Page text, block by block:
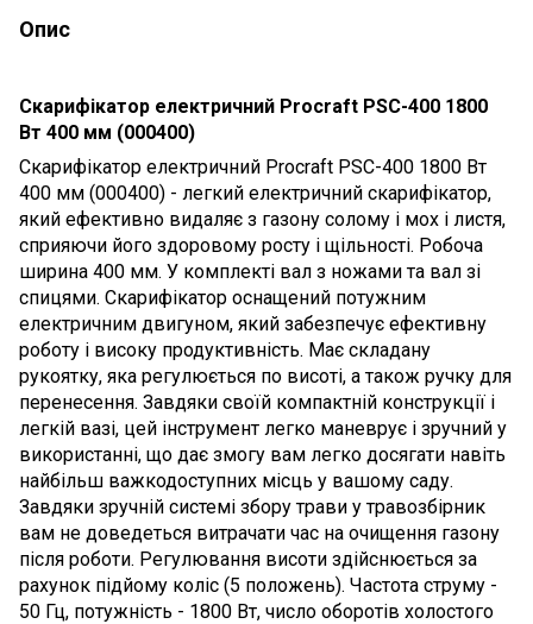
Опис
Скарифікатор електричний Procraft PSC-400 1800
Вт 400 мм (000400)
Скарифікатор електричний Procraft PSC-400 1800 Вт
400 мм (000400) - легкий електричний скарифікатор,
який ефективно видаляє з газону солому і мох і листя,
сприяючи його здоровому росту і щільності. Робоча
ширина 400 мм. У комплекті вал з ножами та вал зі
спицями. Скарифікатор оснащений потужним
електричним двигуном, який забезпечує ефективну
роботу і високу продуктивність. Має складану
рукоятку, яка регулюється по висоті, а також ручку для
перенесення. Завдяки своїй компактній конструкції і
легкій вазі, цей інструмент легко маневрує і зручний у
використанні, що дає змогу вам легко досягати навіть
найбільш важкодоступних місць у вашому саду.
Завдяки зручній системі збору трави у травозбірник
вам не доведеться витрачати час на очищення газону
після роботи. Регулювання висоти здійснюється за
рахунок підйому коліс (5 положень). Частота струму -
50 Гц, потужність - 1800 Вт, число оборотів холостого